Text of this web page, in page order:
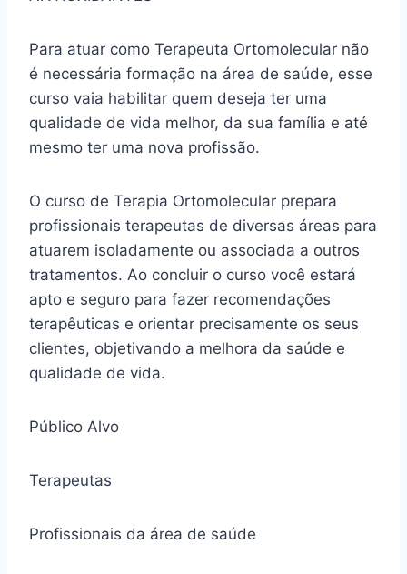
Para atuar como Terapeuta Ortomolecular não
é necessária formação na área de saúde, esse
curso vaia habilitar quem deseja ter uma
qualidade de vida melhor, da sua família e até
mesmo ter uma nova profissão.
O curso de Terapia Ortomolecular prepara
profissionais terapeutas de diversas áreas para
atuarem isoladamente ou associada a outros
tratamentos. Ao concluir o curso você estará
apto e seguro para fazer recomendações
terapêuticas e orientar precisamente os seus
clientes, objetivando a melhora da saúde e
qualidade de vida.
Público Alvo
Terapeutas
Profissionais da área de saúde